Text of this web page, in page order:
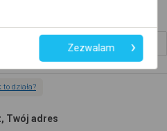
to działa?
Twój adres
Zezwalam